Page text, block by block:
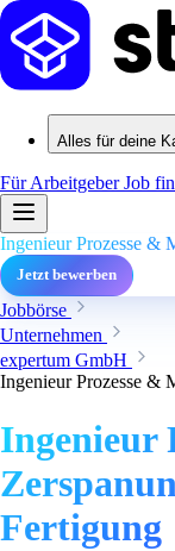
Alles für deine
Für ArbeitgeberJob
Ingenieur Prozesse &
Jetzt bewerben
Jobbörse
Unternehmen
expertum GmbH
Ingenieur Prozesse &
Ingenieur
Fertigung